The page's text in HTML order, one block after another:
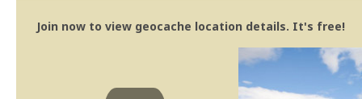
Join now to view geocache location details. It's free!